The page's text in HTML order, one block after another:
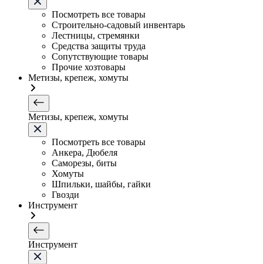
Посмотреть все товары
Строительно-садовый инвентарь
Лестницы, стремянки
Средства защиты труда
Сопутствующие товары
Прочие хозтовары
Метизы, крепеж, хомуты
Метизы, крепеж, хомуты
Посмотреть все товары
Анкера, Дюбеля
Саморезы, биты
Хомуты
Шпильки, шайбы, гайки
Гвозди
Инструмент
Инструмент